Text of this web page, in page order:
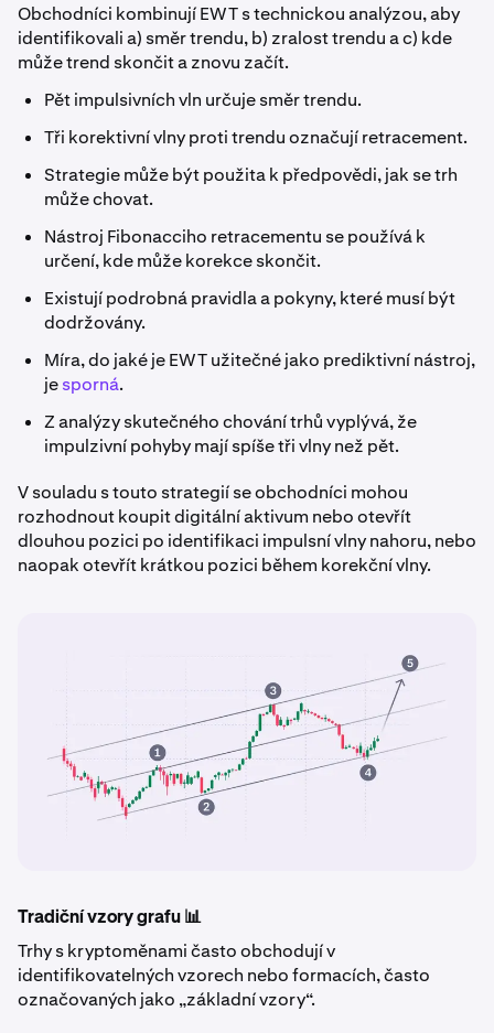
Obchodníci kombinují EWT s technickou analýzou, aby
identifikovali a) směr trendu, b) zralost trendu a c) kde
může trend skončit a znovu začít.
Pět impulsivních vln určuje směr trendu.
Tři korektivní vlny proti trendu označují retracement.
Strategie může být použita k předpovědi, jak se trh
může chovat.
Nástroj Fibonacciho retracementu se používá k
určení, kde může korekce skončit.
Existují podrobná pravidla a pokyny, které musí být
dodržovány.
Míra, do jaké je EWT užitečné jako prediktivní nástroj,
jesporná.
Z analýzy skutečného chování trhů vyplývá, že
impulzivní pohyby mají spíše tři vlny než pět.
V souladu s touto strategií se obchodníci mohou
rozhodnout koupit digitální aktivum nebo otevřít
dlouhou pozici po identifikaci impulsní vlny nahoru, nebo
naopak otevřít krátkou pozici během korekční vlny.
Tradiční vzory grafu 📊
Trhy s kryptoměnami často obchodují v
identifikovatelných vzorech nebo formacích, často
označovaných jako „základní vzory“.